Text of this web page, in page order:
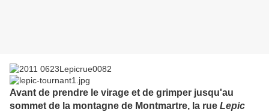
Avant de prendre le virage et de grimper jusqu'au
sommet de la montagne de Montmartre, la rue Lepic